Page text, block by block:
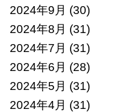
2024年9月 (30)
2024年8月 (31)
2024年7月 (31)
2024年6月 (28)
2024年5月 (31)
2024年4月 (31)